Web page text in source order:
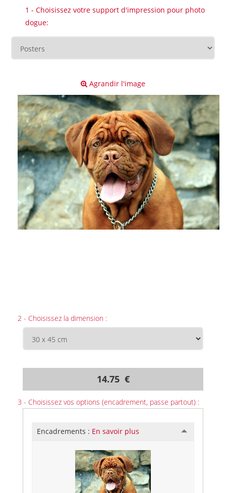
1 - Choisissez votre support d'impression pour photo
dogue:
Agrandir l'image
2 - Choisissez la dimension :
14.75 €
3 - Choisissez vos options (encadrement, passe partout) :
Encadrements : En savoir plus